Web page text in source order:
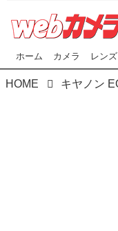
ホーム カメラ レンズ
HOME